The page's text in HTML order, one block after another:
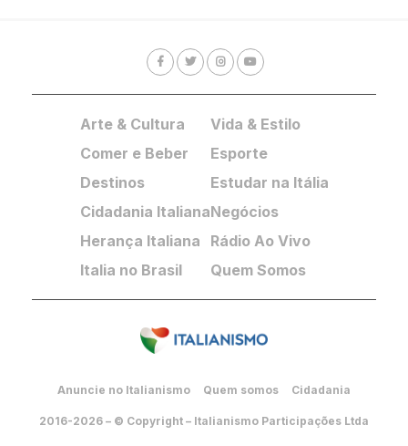
Arte & Cultura
Comer e Beber
Destinos
Cidadania Italiana
Herança Italiana
Italia no Brasil
Vida & Estilo
Esporte
Estudar na Itália
Negócios
Rádio Ao Vivo
Quem Somos
Anuncie no Italianismo Quem somos Cidadania
2016-2026 – © Copyright – Italianismo Participações Ltda